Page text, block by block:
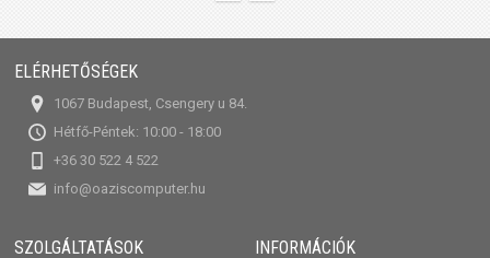
ELÉRHETŐSÉGEK
1067 Budapest, Csengery u 84.
Hétfő-Péntek: 10:00 - 18:00
+36 30 522 4 522
info@oaziscomputer.hu
SZOLGÁLTATÁSOK INFORMÁCIÓK